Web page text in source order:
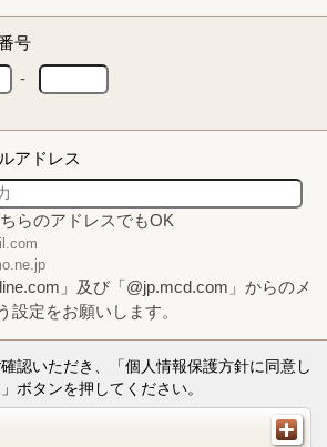
号
-
アドレス
らのアドレスでもOK
」及び「@jp.mcd.com」からのメ
設定をお願いします。
認いただき、「個人情報保護方針に同意し
ボタンを押してください。